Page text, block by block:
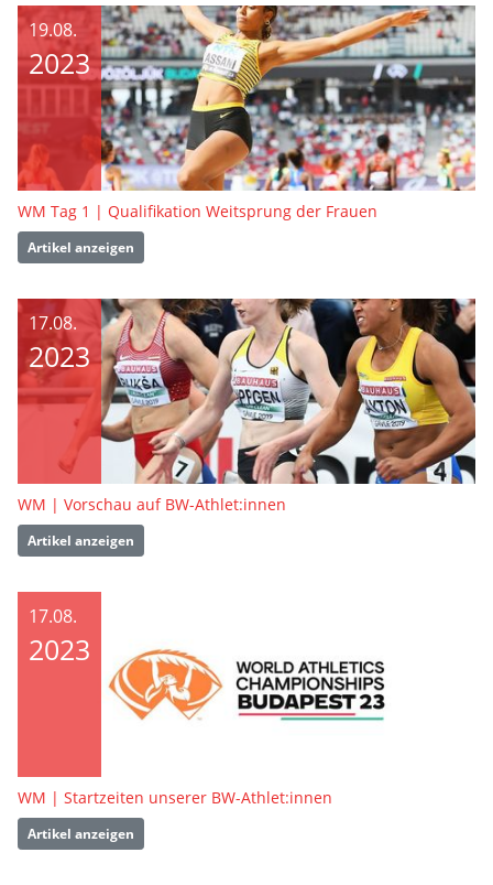
19.08.
2023
WM Tag 1 | Qualifikation Weitsprung der Frauen
Artikel anzeigen
17.08.
2023
WM | Vorschau auf BW-Athlet:innen
Artikel anzeigen
17.08.
2023
WM | Startzeiten unserer BW-Athlet:innen
Artikel anzeigen